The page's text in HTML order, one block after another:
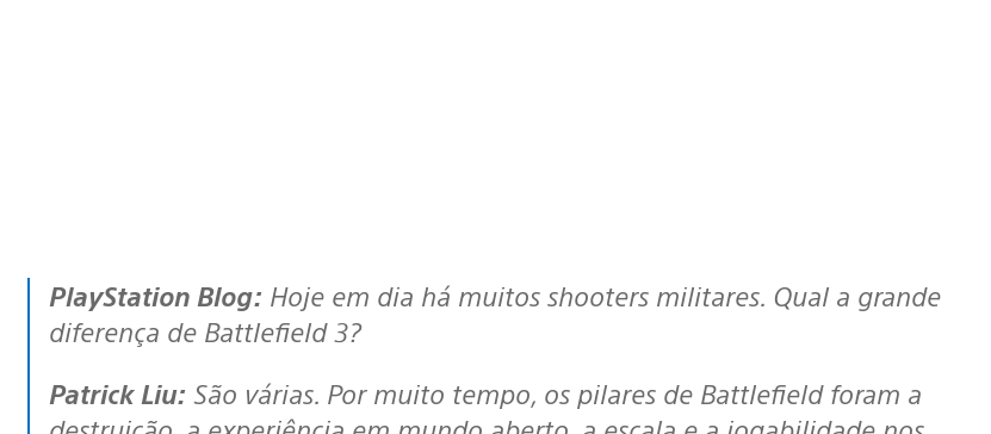
PlayStation Blog: Hoje em dia há muitos shooters militares. Qual a grande
diferença de Battlefield 3?
Patrick Liu: São várias. Por muito tempo, os pilares de Battlefield foram a